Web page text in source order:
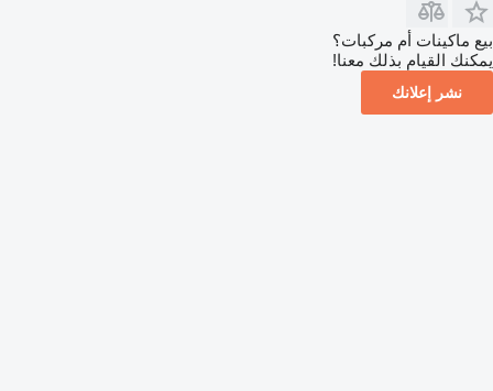
بيع ماكينات أم مركبات؟
يمكنك القيام بذلك معنا!
نشر إعلانك